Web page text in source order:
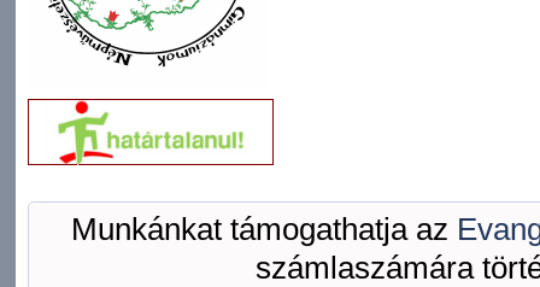
Munkánkat támogathatja az
számlaszámára